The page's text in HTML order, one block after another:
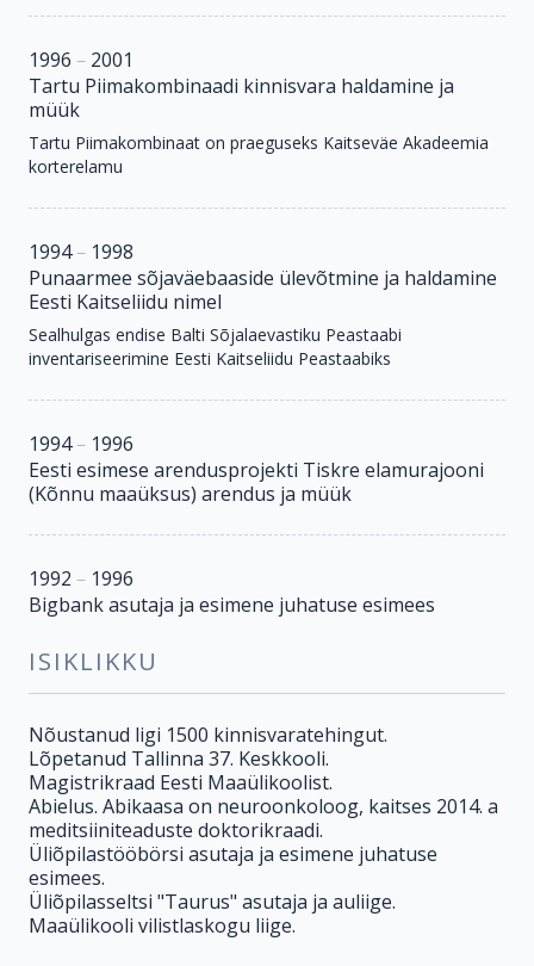
1996 – 2001
Tartu Piimakombinaadi kinnisvara haldamine ja
müük
Tartu Piimakombinaat on praeguseks Kaitseväe Akadeemia
korterelamu
1994– 1998
Punaarmee sõjaväebaaside ülevõtmine ja haldamine
Eesti Kaitseliidu nimel
Sealhulgas endise Balti Sõjalaevastiku Peastaabi
inventariseerimine Eesti Kaitseliidu Peastaabiks
1994– 1996
Eesti esimese arendusprojekti Tiskre elamurajooni
(Kõnnu maaüksus) arendus ja müük
1992 – 1996
Bigbank asutaja ja esimene juhatuse esimees
ISIKLIKKU
Nõustanud ligi 1500 kinnisvaratehingut.
Lõpetanud Tallinna 37. Keskkooli.
Magistrikraad Eesti Maaülikoolist.
Abielus. Abikaasa on neuroonkoloog, kaitses 2014. a
meditsiiniteaduste doktorikraadi.
Üliõpilastööbörsi asutaja ja esimene juhatuse
esimees.
Üliõpilasseltsi "Taurus" asutaja ja auliige.
Maaülikooli vilistlaskogu liige.